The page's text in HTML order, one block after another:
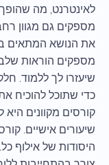
לאינטרנט, מה
מספקים גם מגוון
את הנושא המתאים
מספקים הוראות
שיעזרו לך ללמוד.
כדי שתוכל להוכיח
קורסים מקוונים
שיעורים אישיים.
היסודות של אילוף